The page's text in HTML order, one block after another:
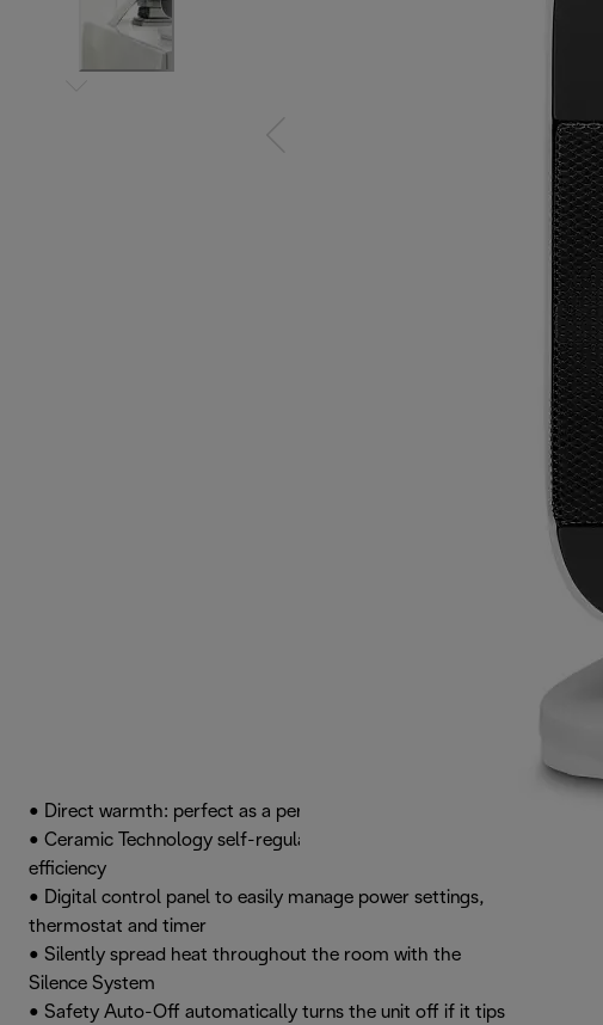
• Direct warmth: perfect as a personal heater
• Ceramic Technology self-regulates to ensure optimal
efficiency
• Digital control panel to easily manage power settings,
thermostat and timer
• Silently spread heat throughout the room with the
Silence System
• Safety Auto-Off automatically turns the unit off if it tips